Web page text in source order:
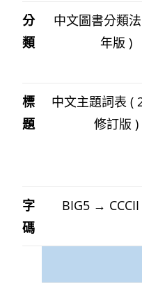
分
類
中文圖書分類
年版 )
標
題
中文主題詞表 (
修訂版 )
字
碼
BIG5 →